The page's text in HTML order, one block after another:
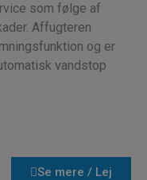
som følge af
Affugteren
og er
vandstop
Se mere / Lej